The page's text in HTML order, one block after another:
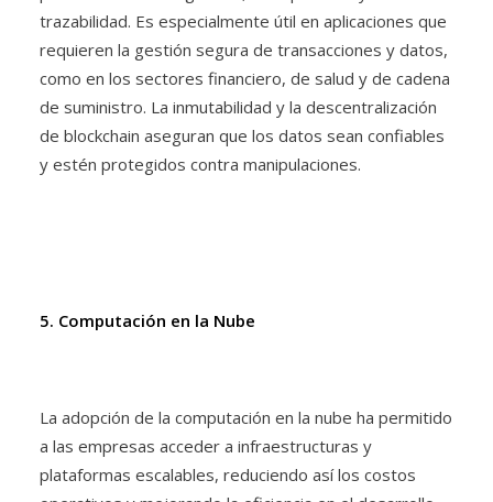
trazabilidad. Es especialmente útil en aplicaciones que
requieren la gestión segura de transacciones y datos,
como en los sectores financiero, de salud y de cadena
de suministro. La inmutabilidad y la descentralización
de blockchain aseguran que los datos sean confiables
y estén protegidos contra manipulaciones.
5. Computación en la Nube
La adopción de la computación en la nube ha permitido
a las empresas acceder a infraestructuras y
plataformas escalables, reduciendo así los costos